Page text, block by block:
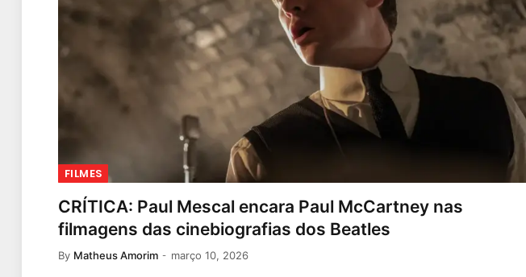
FILMES
CRÍTICA: Paul Mescal encara Paul McCartney nas
filmagens das cinebiografias dos Beatles
By Matheus Amorim março 10, 2026